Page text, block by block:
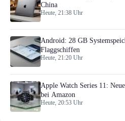
China
Heute, 21:38 Uhr
Android: 28 GB
Flaggschiffen
Heute, 21:20 Uhr
Apple Watch Series 11:
bei Amazon
Heute, 20:53 Uhr